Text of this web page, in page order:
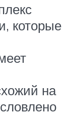
которые
на